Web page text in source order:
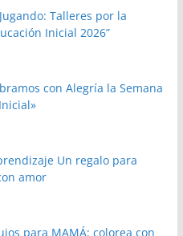
Talleres por la
Inicial 2026”
con Alegría la Semana
Un regalo para
amor
para MAMÁ: colorea con